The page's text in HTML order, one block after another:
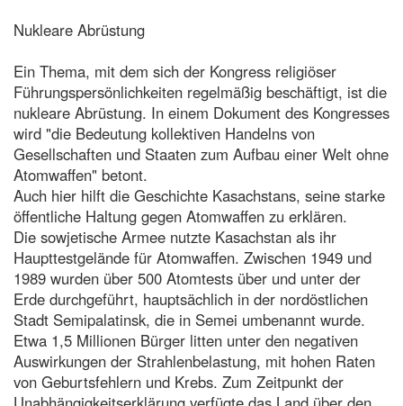
Nukleare Abrüstung
Ein Thema, mit dem sich der Kongress religiöser
Führungspersönlichkeiten regelmäßig beschäftigt, ist die
nukleare Abrüstung. In einem Dokument des Kongresses
wird "die Bedeutung kollektiven Handelns von
Gesellschaften und Staaten zum Aufbau einer Welt ohne
Atomwaffen" betont.
Auch hier hilft die Geschichte Kasachstans, seine starke
öffentliche Haltung gegen Atomwaffen zu erklären.
Die sowjetische Armee nutzte Kasachstan als ihr
Haupttestgelände für Atomwaffen. Zwischen 1949 und
1989 wurden über 500 Atomtests über und unter der
Erde durchgeführt, hauptsächlich in der nordöstlichen
Stadt Semipalatinsk, die in Semei umbenannt wurde.
Etwa 1,5 Millionen Bürger litten unter den negativen
Auswirkungen der Strahlenbelastung, mit hohen Raten
von Geburtsfehlern und Krebs. Zum Zeitpunkt der